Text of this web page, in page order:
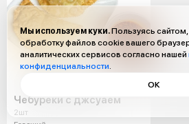
Чебуреки с джсуаем
2шт
Мы используем куки.Пользуясь сайтом,
обработку файлов cookie вашего
аналитических сервисов согласно нашей
конфиденциальности.
ОК